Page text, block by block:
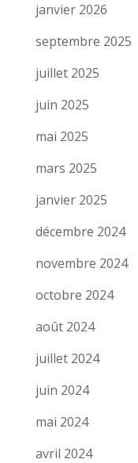
janvier 2026
septembre 2025
juillet 2025
juin 2025
mai 2025
mars 2025
janvier 2025
décembre 2024
novembre 2024
octobre 2024
août 2024
juillet 2024
juin 2024
mai 2024
avril 2024